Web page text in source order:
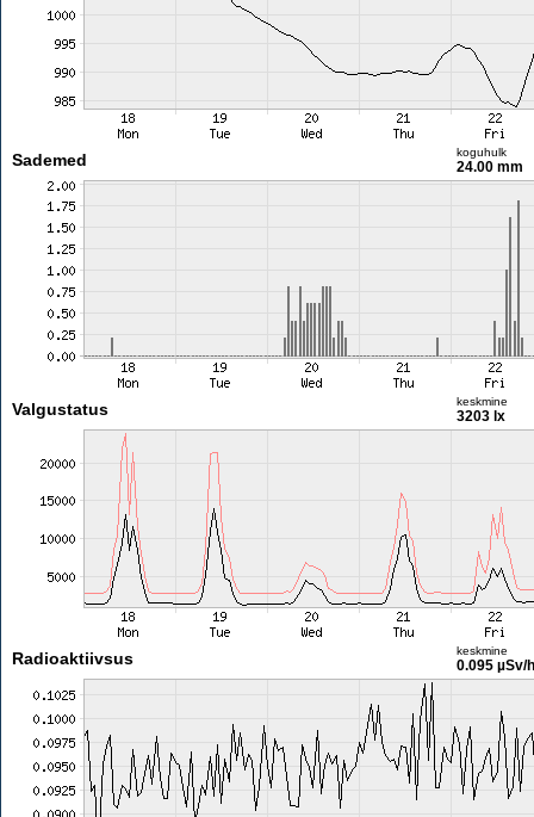
Sademed koguhulk
24.00 mm
Valgustatus keskmine
3203 lx
Radioaktiivsus keskmine
0.095 µSv/h